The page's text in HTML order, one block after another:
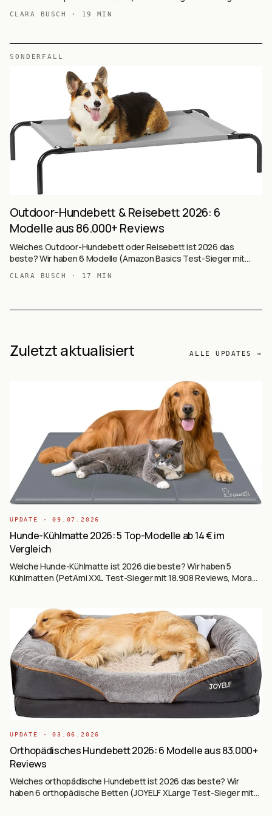
BEDSURE Memory + Eierkarton, EHEYCIGA Memory mit 4
Reviews ausgewertet — Memory-Foam, Eierkarton-Schaum,
Höhle-Form, wasserdicht.
CLARA BUSCH · 19 MIN
SONDERFALL
Outdoor-Hundebett & Reisebett 2026: 6
Modelle aus 86.000+ Reviews
Welches Outdoor-Hundebett oder Reisebett ist 2026 das
beste? Wir haben 6 Modelle (Amazon Basics Test-Sieger mit
Reisedecke, CJYMMFAN UV-Dach) auf Basis von 86.252+ Käufer-
CLARA BUSCH · 17 MIN
Zuletzt aktualisiert ALLE UPDATES →
UPDATE ·09.07.2026
Hunde-Kühlmatte 2026: 5 Top-Modelle ab 14 € im
Vergleich
Welche Hunde-Kühlmatte ist 2026 die beste? Wir haben 5
Kühlmatten (PetAmi XXL Test-Sieger mit 18.908 Reviews, Mora
Käufer-Reviews ausgewertet — selbstkühlend ohne Strom,
Sommer-Hitze-Schutz für Hunde.
UPDATE ·03.06.2026
Orthopädisches Hundebett 2026: 6 Modelle aus 83.000+
Reviews
Welches orthopädische Hundebett ist 2026 das beste? Wir
haben 6 orthopädische Betten (JOYELF XLarge Test-Sieger mit